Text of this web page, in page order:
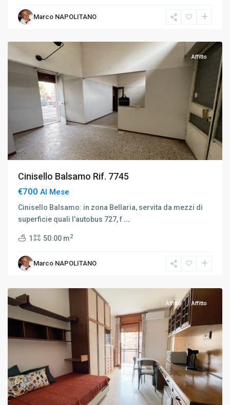
Marco NAPOLITANO
Cinisello
Affitto
Cinisello Balsamo Rif. 7745
€700 Al Mese
Cinisello Balsamo: in zona Bellaria, servita da mezzi di
superficie quali l’autobus 727, f ...
1 50.00 m2
Marco NAPOLITANO
Buonarroti
Wagner,
Affitto Affitto